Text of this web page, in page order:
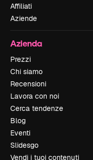
Affiliati
Aziende
Azienda
Prezzi
Chi siamo
Recensioni
Lavora con noi
Cerca tendenze
Blog
Eventi
Slidesgo
Vendi i tuoi contenuti